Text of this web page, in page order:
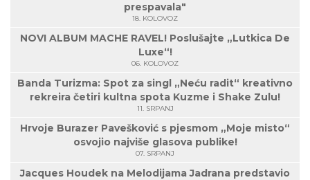
prespavala"
18. KOLOVOZ
NOVI ALBUM MACHE RAVEL! Poslušajte „Lutkica De
Luxe“!
06. KOLOVOZ
Banda Turizma: Spot za singl „Neću radit“ kreativno
rekreira četiri kultna spota Kuzme i Shake Zulu!
11. SRPANJ
Hrvoje Burazer Pavešković s pjesmom „Moje misto“
osvojio najviše glasova publike!
07. SRPANJ
Jacques Houdek na Melodijama Jadrana predstavio